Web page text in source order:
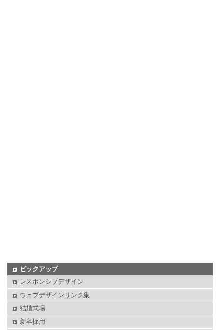
ピックアップ
レスポンシブデザイン
ウェブデザインリンク集
結婚式場
新卒採用